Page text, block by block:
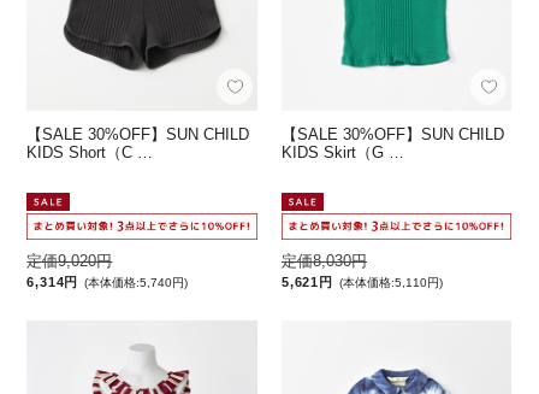
【SALE 30%OFF】SUN CHILD
KIDS Short（C …
定価9,020円
6,314円 (本体価格:5,740円)
【SALE 30%OFF】SUN CHILD
KIDS Skirt（G …
定価8,030円
5,621円 (本体価格:5,110円)